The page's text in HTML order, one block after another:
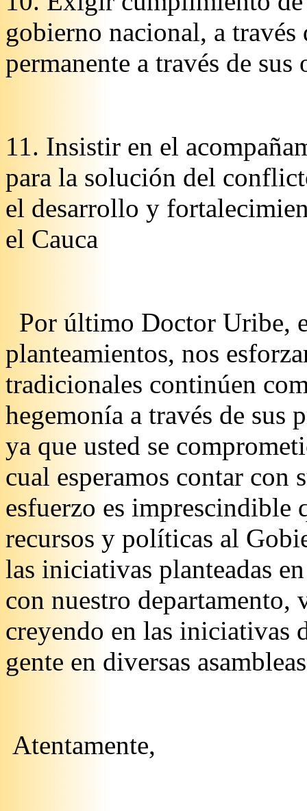
gobierno nacional, a
permanente a través de
11. Insistir en el
para la solución del
el desarrollo y
el Cauca
Por último Doctor Uribe,
planteamientos, nos
tradicionales continúen
hegemonía a través de sus
ya que usted se
cual esperamos contar con
esfuerzo es imprescindible
recursos y políticas al
las iniciativas planteadas
con nuestro
creyendo en las iniciativas
gente en diversas
Atentamente,